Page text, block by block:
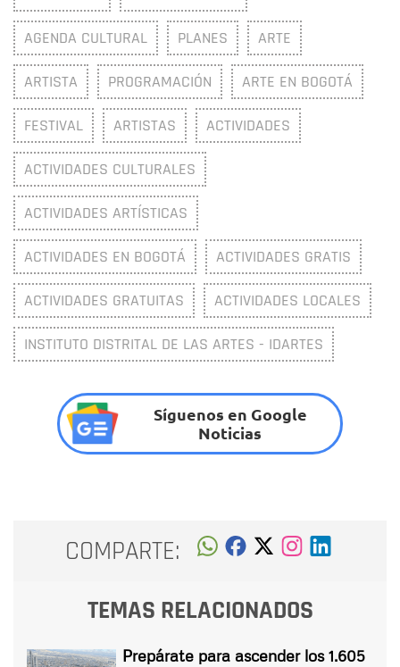
AGENDA CULTURAL PLANES ARTE
ARTISTA PROGRAMACIÓN ARTE EN BOGOTÁ
FESTIVAL ARTISTAS ACTIVIDADES
ACTIVIDADES CULTURALES
ACTIVIDADES ARTÍSTICAS
ACTIVIDADES EN BOGOTÁ ACTIVIDADES GRATIS
ACTIVIDADES GRATUITAS ACTIVIDADES LOCALES
INSTITUTO DISTRITAL DE LAS ARTES - IDARTES
Síguenos en Google
Noticias
COMPARTE:
TEMAS RELACIONADOS
Prepárate para ascender los 1.605